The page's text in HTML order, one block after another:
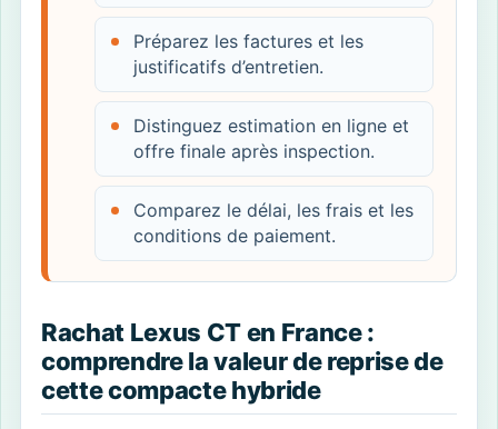
Préparez les factures et les
justificatifs d’entretien.
Distinguez estimation en ligne et
offre finale après inspection.
Comparez le délai, les frais et les
conditions de paiement.
Rachat Lexus CT en France :
comprendre la valeur de reprise de
cette compacte hybride